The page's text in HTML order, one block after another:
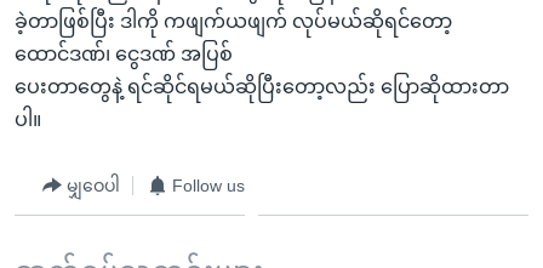
ခဲ့တာဖြစ်ပြီး ဒါကို ကဖျက်ယဖျက် လုပ်မယ်ဆိုရင်တော့
ထောင်ဒဏ်၊ ငွေဒဏ် အပြစ်
ပေးတာတွေနဲ့ ရင်ဆိုင်ရမယ်ဆိုပြီးတော့လည်း ပြောဆိုထားတာ
ပါ။
မျှဝေပါ Follow us